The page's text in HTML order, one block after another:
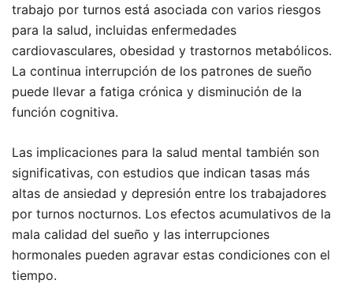
trabajo por turnos está asociada con varios riesgos
para la salud, incluidas enfermedades
cardiovasculares, obesidad y trastornos metabólicos.
La continua interrupción de los patrones de sueño
puede llevar a fatiga crónica y disminución de la
función cognitiva.
Las implicaciones para la salud mental también son
significativas, con estudios que indican tasas más
altas de ansiedad y depresión entre los trabajadores
por turnos nocturnos. Los efectos acumulativos de la
mala calidad del sueño y las interrupciones
hormonales pueden agravar estas condiciones con el
tiempo.